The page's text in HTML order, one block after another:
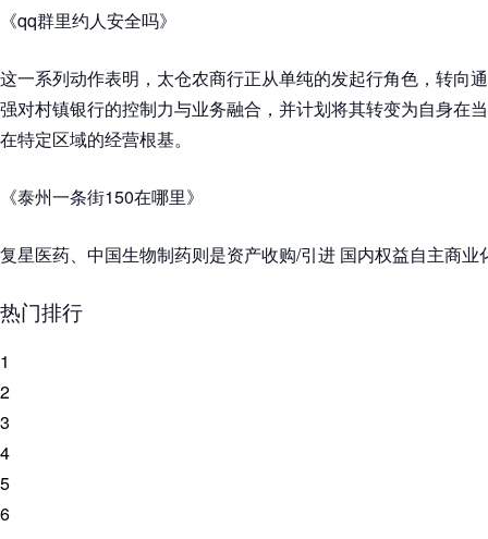
《qq群里约人安全吗》
这一系列动作表明，太仓农商行正从单纯的发起行角色，转向
强对村镇银行的控制力与业务融合，并计划将其转变为自身在
在特定区域的经营根基。
《泰州一条街150在哪里》
复星医药、中国生物制药则是资产收购/引进 国内权益自主商
热门排行
1
2
3
4
5
6